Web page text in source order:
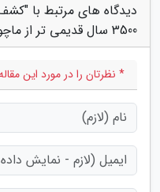
دیدگاه های مرتبط با
3500 سال قدیمی تر از ماچو پیچو"
* نظرتان را در مورد این